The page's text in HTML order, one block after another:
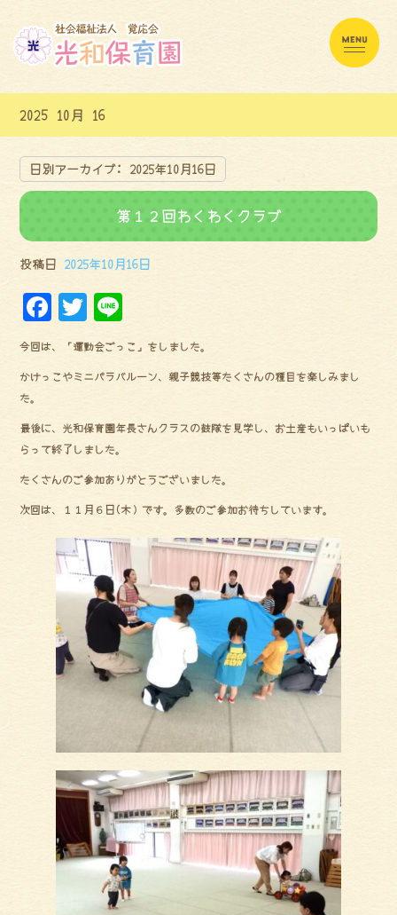
2025 10月 16
日別アーカイブ: 2025年10月16日
第１２回わくわくクラブ
投稿日 2025年10月16日
F
ce
bo
ok
Tw
it
te
r
ne
今回は、「運動会ごっこ」をしました。
かけっこやミニパラバルーン、親子競技等たくさんの種目を楽しみまし
た。
最後に、光和保育園年長さんクラスの鼓隊を見学し、お土産もいっぱいも
らって終了しました。
たくさんのご参加ありがとうございました。
次回は、１１月６日(木）です。多数のご参加お待ちしています。